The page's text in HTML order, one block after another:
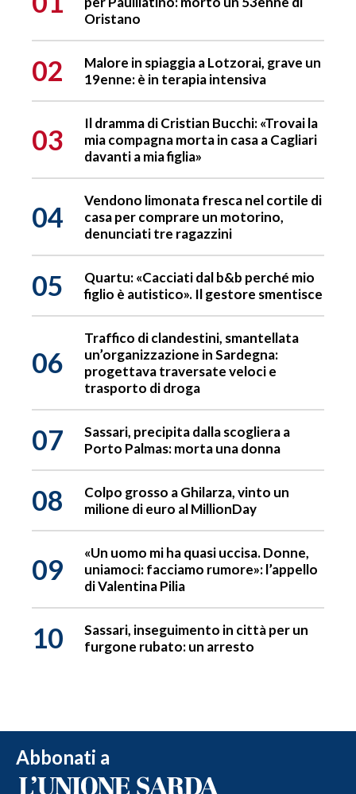
Oristano
02
Malore in spiaggia a Lotzorai, grave un
19enne: è in terapia intensiva
03
Il dramma di Cristian Bucchi: «Trovai la
mia compagna morta in casa a Cagliari
davanti a mia figlia»
04
Vendono limonata fresca nel cortile di
casa per comprare un motorino,
denunciati tre ragazzini
05
Quartu: «Cacciati dal b&b perché mio
figlio è autistico». Il gestore smentisce
06
Traffico di clandestini, smantellata
un’organizzazione in Sardegna:
progettava traversate veloci e
trasporto di droga
07
Sassari, precipita dalla scogliera a
Porto Palmas: morta una donna
08
Colpo grosso a Ghilarza, vinto un
milione di euro al MillionDay
09
«Un uomo mi ha quasi uccisa. Donne,
uniamoci: facciamo rumore»: l’appello
di Valentina Pilia
10
Sassari, inseguimento in città per un
furgone rubato: un arresto
Abbonati a